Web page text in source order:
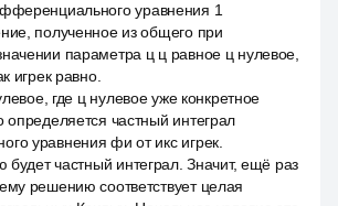
уравнения 1
полученное из общего при
параметра ц ц равное ц нулевое,
игрек равно.
где ц нулевое уже конкретное
определяется частный интеграл
уравнения фи от икс игрек.
будет частный интеграл. Значит, ещё раз
решению соответствует целая